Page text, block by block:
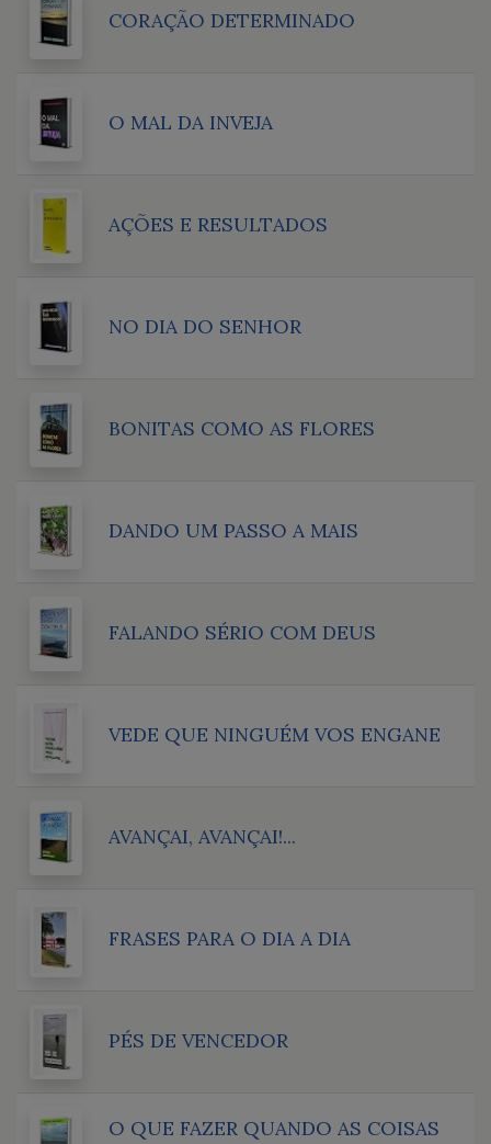
CORAÇÃO DETERMINADO
O MAL DA INVEJA
AÇÕES E RESULTADOS
NO DIA DO SENHOR
BONITAS COMO AS FLORES
DANDO UM PASSO A MAIS
FALANDO SÉRIO COM DEUS
VEDE QUE NINGUÉM VOS ENGANE
AVANÇAI, AVANÇAI!...
FRASES PARA O DIA A DIA
PÉS DE VENCEDOR
O QUE FAZER QUANDO AS COISAS